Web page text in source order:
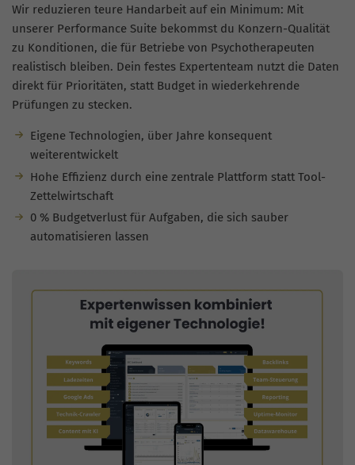
Wir reduzieren teure Handarbeit auf ein Minimum: Mit
unserer Performance Suite bekommst du Konzern-Qualität
zu Konditionen, die für Betriebe von Psychotherapeuten
realistisch bleiben. Dein festes Expertenteam nutzt die Daten
direkt für Prioritäten, statt Budget in wiederkehrende
Prüfungen zu stecken.
Eigene Technologien, über Jahre konsequent
weiterentwickelt
Hohe Effizienz durch eine zentrale Plattform statt Tool-
Zettelwirtschaft
0 % Budgetverlust für Aufgaben, die sich sauber
automatisieren lassen